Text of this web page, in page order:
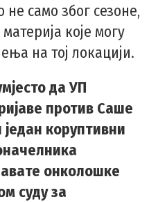
само због сезоне,
које могу
на тој локацији.
да УП
против Саше
коруптивни
онколошке
суду за